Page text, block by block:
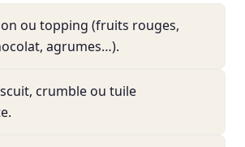
ou topping (fruits rouges,
agrumes…).
crumble ou tuile